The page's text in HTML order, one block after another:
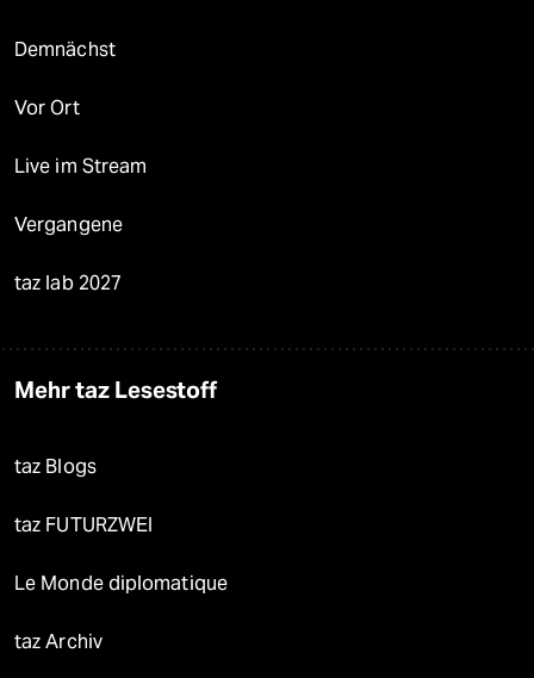
Demnächst
Vor Ort
Live im Stream
Vergangene
taz lab 2027
Mehr taz Lesestoff
taz Blogs
taz FUTURZWEI
Le Monde diplomatique
taz Archiv